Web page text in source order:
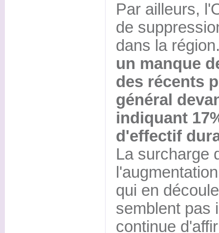
Par ailleurs,
de
dans la
un manque
des récents
général
indiquant
d'effectif
La surcharge
qui en
semblent pas
continue